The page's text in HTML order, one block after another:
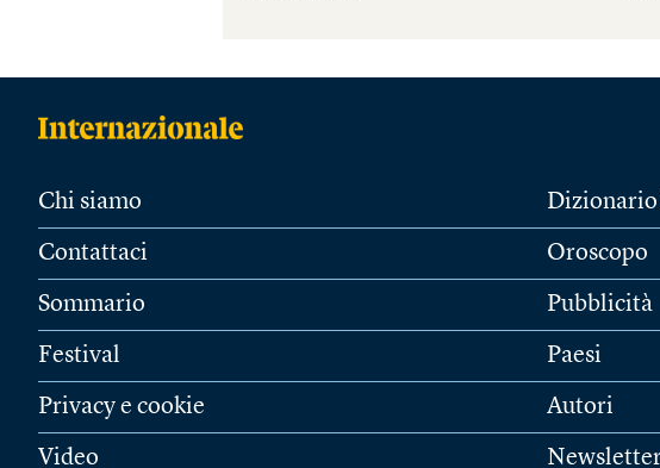
Chi siamo
Contattaci
Sommario
Festival
Privacy e cookie
Video
Oroscopo
Pubblicità
Paesi
Autori